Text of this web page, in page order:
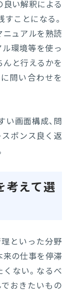
良い解釈による
ことになる。
ニュアルを熟読
ル環境等を使っ
んと行えるかを
問い合わせを
い画面構成、問
ポンス良く返
考えて選
理といった分野
来の仕事を停滞
ない。なるべ
おきたいもの